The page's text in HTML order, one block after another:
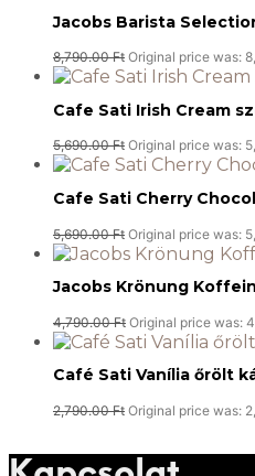
Jacobs Barista
8,790.00Ft Original price was:
Cafe Sati Irish Cream
5,690.00Ft Original price was:
Cafe Sati Cherry
5,690.00Ft Original price was:
Jacobs Krönung
4,790.00Ft Original price was:
Café Sati Vanília őrölt
2,790.00Ft Original price was: